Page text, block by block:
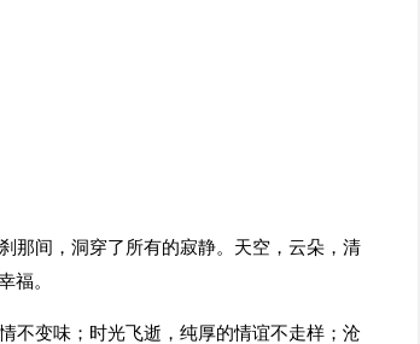
那间，洞穿了所有的寂静。天空，云朵，清
福。
不变味；时光飞逝，纯厚的情谊不走样；沧